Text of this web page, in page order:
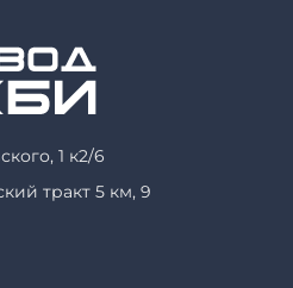
1 к2/6
тракт 5 км, 9